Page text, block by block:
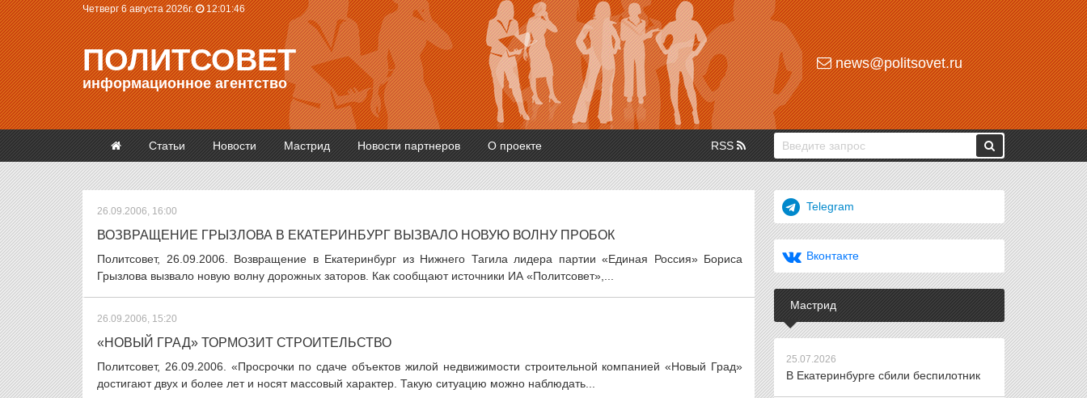
Четверг 6 августа 2026г. 12:01:47
ПОЛИТСОВЕТ
информационное агентство
news@politsovet.ru
Статьи Новости Мастрид Новости партнеров О проекте RSS
26.09.2006, 16:00
ВОЗВРАЩЕНИЕ ГРЫЗЛОВА В ЕКАТЕРИНБУРГ ВЫЗВАЛО НОВУЮ ВОЛНУ ПРОБОК
Политсовет, 26.09.2006. Возвращение в Екатеринбург из Нижнего Тагила лидера партии «Единая Россия» Бориса
Грызлова вызвало новую волну дорожных заторов. Как сообщают источники ИА «Политсовет»,...
26.09.2006, 15:20
«НОВЫЙ ГРАД» ТОРМОЗИТ СТРОИТЕЛЬСТВО
Политсовет, 26.09.2006. «Просрочки по сдаче объектов жилой недвижимости строительной компанией «Новый Град»
достигают двух и более лет и носят массовый характер. Такую ситуацию можно наблюдать...
Telegram
Вконтакте
Мастрид
25.07.2026
В Екатеринбурге сбили беспилотник